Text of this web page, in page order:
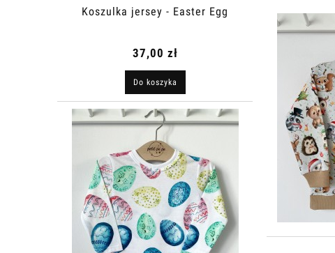
Koszulka jersey - Easter Egg
37,00 zł
Do koszyka